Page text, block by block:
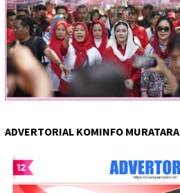
ADVERTORIAL KOMINFO MURATARA